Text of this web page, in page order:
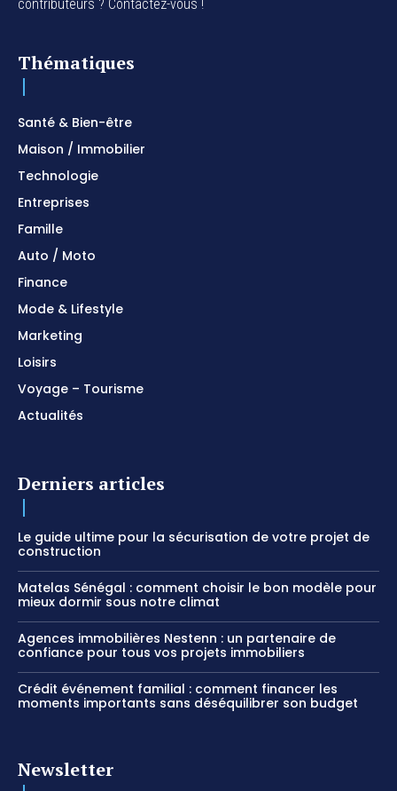
contributeurs ? Contactez-vous !
Thématiques
Santé & Bien-être
Maison / Immobilier
Technologie
Entreprises
Famille
Auto / Moto
Finance
Mode & Lifestyle
Marketing
Loisirs
Voyage – Tourisme
Actualités
Derniers articles
Le guide ultime pour la sécurisation de votre projet de
construction
Matelas Sénégal : comment choisir le bon modèle pour
mieux dormir sous notre climat
Agences immobilières Nestenn : un partenaire de
confiance pour tous vos projets immobiliers
Crédit événement familial : comment financer les
moments importants sans déséquilibrer son budget
Newsletter